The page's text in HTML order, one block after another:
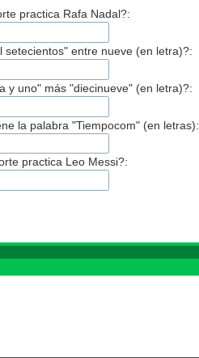
practica Rafa Nadal?:
entre nueve (en letra)?:
y uno" más "diecinueve" (en letra)?:
la palabra "Tiempocom" (en letras):
practica Leo Messi?: